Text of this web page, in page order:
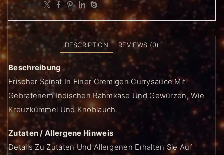
Share:
DESCRIPTION REVIEWS (0)
Beschreibung
Frischer Spinat In Einer Cremigen Currysauce Mit
Gebratenem Indischen Rahmkäse Und Gewürzen, Wie
Kreuzkümmel Und Knoblauch.
Zutaten / Allergene Hinweis
Details Zu Zutaten Und Allergenen Erhalten Sie Auf